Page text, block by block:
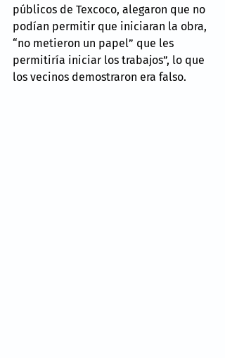
públicos de Texcoco, alegaron que no
podían permitir que iniciaran la obra,
“no metieron un papel” que les
permitiría iniciar los trabajos”, lo que
los vecinos demostraron era falso.